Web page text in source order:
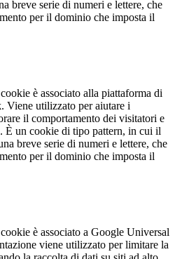
breve serie di numeri e lettere, che
per il dominio che imposta il
è associato alla piattaforma di
Viene utilizzato per aiutare i
il comportamento dei visitatori e
È un cookie di tipo pattern, in cui il
breve serie di numeri e lettere, che
per il dominio che imposta il
è associato a Google Universal
viene utilizzato per limitare la